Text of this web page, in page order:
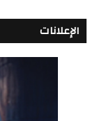
الإعلانات